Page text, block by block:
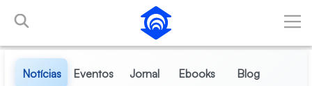
Pular para o Conteúdo principal
Notícias Eventos Jornal Ebooks Blog